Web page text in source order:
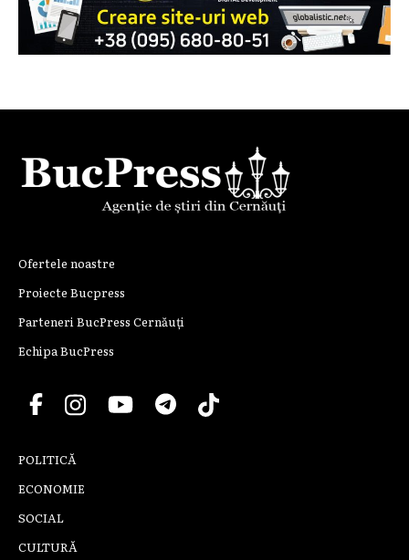
Ofertele noastre
Proiecte Bucpress
Parteneri BucPress Cernăuți
Echipa BucPress
POLITICĂ
ECONOMIE
SOCIAL
CULTURĂ